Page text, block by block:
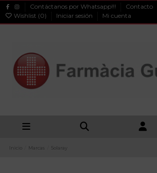
Contáctanos por Whatsapp!!! Contacto
Wishlist (0) Iniciar sesión Mi cuenta
Inicio Marcas Solaray